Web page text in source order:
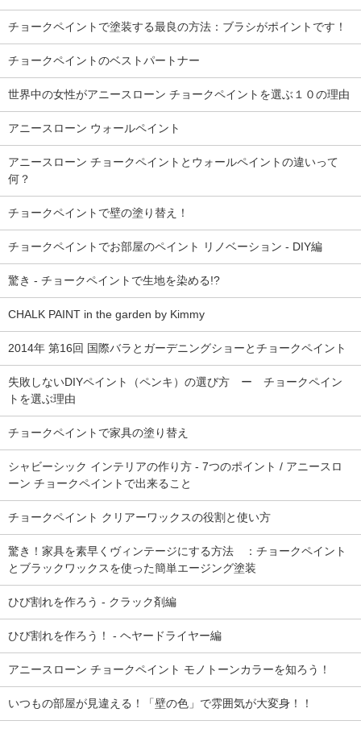
チョークペイントで塗装する最良の方法：ブラシがポイントです！
チョークペイントのベストパートナー
世界中の女性がアニースローン チョークペイントを選ぶ１０の理由
アニースローン ウォールペイント
アニースローン チョークペイントとウォールペイントの違いって
何？
チョークペイントで壁の塗り替え！
チョークペイントでお部屋のペイント リノベーション - DIY編
驚き - チョークペイントで生地を染める!?
CHALK PAINT in the garden by Kimmy
2014年 第16回 国際バラとガーデニングショーとチョークペイント
失敗しないDIYペイント（ペンキ）の選び方 ー チョークペイン
トを選ぶ理由
チョークペイントで家具の塗り替え
シャビーシック インテリアの作り方 - 7つのポイント / アニースロ
ーン チョークペイントで出来ること
チョークペイント クリアーワックスの役割と使い方
驚き！家具を素早くヴィンテージにする方法 ：チョークペイント
とブラックワックスを使った簡単エージング塗装
ひび割れを作ろう - クラック剤編
ひび割れを作ろう！ - ヘヤードライヤー編
アニースローン チョークペイント モノトーンカラーを知ろう！
いつもの部屋が見違える！「壁の色」で雰囲気が大変身！！